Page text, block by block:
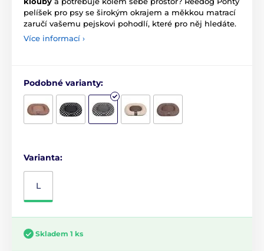
pelíšek pro psy se širokým okrajem a měkkou matrací
zaručí vašemu pejskovi pohodlí, které pro něj hledáte.
Více informací ›
Podobné varianty:
Varianta:
L
Skladem 1 ks